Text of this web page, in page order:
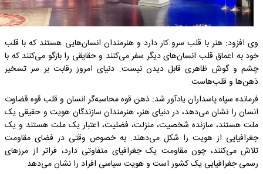
وی افزود: هنر با قلب سرو کار دارد و هنرمندان‌ انسان‌هایی هستند که با قلب
خود به اعماق قلب انسان‌های دیگر سفر می‌کنند ‌و حقایقی را بازگو می‌کنند که با
چشم و گوش ظاهری قابل دیدن نیست. دنیای امروز رقابت ‌بر سر تسخیر
ذهن‌ها و قلب‌هاست.
فرمانده سپاه پاسداران یادآور شد: ذهن قوه محاسبه‌گر انسان و قلب قوه قضاوت
انسان را نشان می‌دهد، در دنیای هنر، هنرمندان سازندگان هویت و حقیقی یک
‌ملت هستند، سازنده شخصیت، منزلت، فضلیت، اعتبار یک ملت هستند و یک
جغرافیایی از هویت را شکل می‌دهند. به خصوص وقتی در فضای مقاومت
تلاش می‌کنند، چون مقاومت یک جغرافیای متفاوتی دارد، فراتر از مرزهای
رسمی جغرافیایی یک‌ کشور است و هویت سیاسی افراد را نشان می‌دهد.